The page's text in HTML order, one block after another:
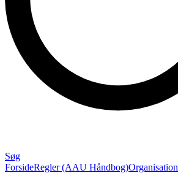
Søg
ForsideRegler (AAU Håndbog)Organisation